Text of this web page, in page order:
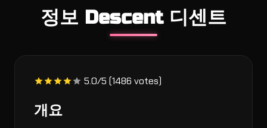
정보 Descent 디센트
5.0/5 (1486 votes)
개요